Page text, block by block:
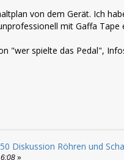
von dem Gerät. Ich
mit Gaffa
"wer spielte das Pedal",
Diskussion Röhren und
»